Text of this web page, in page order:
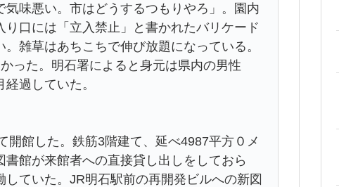
味悪い。市はどうするつもりやろ」。園内
口には「立入禁止」と書かれたバリケード
雑草はあちこちで伸び放題になっている。
った。明石署によると身元は県内の男性
過していた。
館した。鉄筋3階建て、延べ4987平方０メ
館が来館者への直接貸し出しをしておら
ていた。JR明石駅前の再開発ビルへの新図